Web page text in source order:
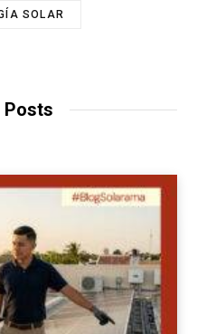
SOLAR
Posts